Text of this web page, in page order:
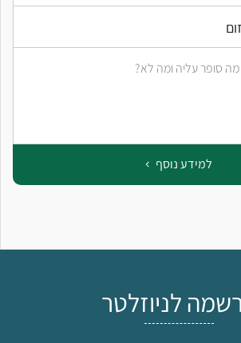
זום
סופר עליה ומה לא?
למידע נוסף
לניוזלטר